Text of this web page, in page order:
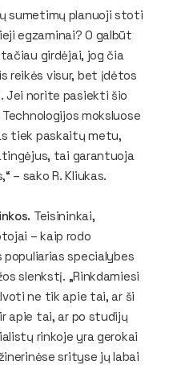
sumetimų planuoji stoti
egzaminai? O galbūt
girdėjai, jog čia
reikės visur, bet įdėtos
Jei norite pasiekti šio
moksluose
tiek paskaitų metu,
tai garantuoja
– sako R. Kliukas.
Teisininkai,
– kaip rodo
specialybes
slenkstį. „Rinkdamiesi
ne tik apie tai, ar ši
apie tai, ar po studijų
rinkoje yra gerokai
srityse jų labai